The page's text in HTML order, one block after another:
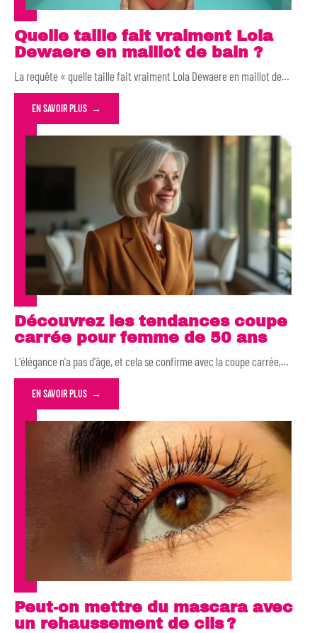
Quelle taille fait vraiment Lola
Dewaere en maillot de bain ?
La requête « quelle taille fait vraiment Lola Dewaere en maillot de…
EN SAVOIR PLUS
Découvrez les tendances coupe
carrée pour femme de 50 ans
L'élégance n'a pas d'âge, et cela se confirme avec la coupe carrée,…
EN SAVOIR PLUS
Peut-on mettre du mascara avec
un rehaussement de cils ?